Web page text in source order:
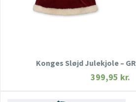
Konges Sløjd Julekjole –
399,95 kr.